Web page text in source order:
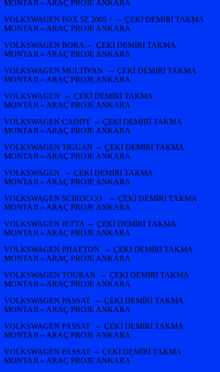
MONTAJI⇔ARAÇ PROJE ANKARA
VOLKSWAGEN FOX 5Z 2005 > ⇔ ÇEKİ DEMİRİ TAKMA
MONTAJI⇔ARAÇ PROJE ANKARA
VOLKSWAGEN BORA ⇔ ÇEKİ DEMİRİ TAKMA
MONTAJI⇔ARAÇ PROJE ANKARA
VOLKSWAGEN MULTİVAN ⇔ ÇEKİ DEMİRİ TAKMA
MONTAJI⇔ARAÇ PROJE ANKARA
VOLKSWAGEN ⇔ ÇEKİ DEMİRİ TAKMA
MONTAJI⇔ARAÇ PROJE ANKARA
VOLKSWAGEN CADDY ⇔ ÇEKİ DEMİRİ TAKMA
MONTAJI⇔ARAÇ PROJE ANKARA
VOLKSWAGEN TIGUAN ⇔ ÇEKİ DEMİRİ TAKMA
MONTAJI⇔ARAÇ PROJE ANKARA
VOLKSWAGEN ⇔ ÇEKİ DEMİRİ TAKMA
MONTAJI⇔ARAÇ PROJE ANKARA
VOLKSWAGEN SCIROCCO ⇔ ÇEKİ DEMİRİ TAKMA
MONTAJI⇔ARAÇ PROJE ANKARA
VOLKSWAGEN JETTA ⇔ ÇEKİ DEMİRİ TAKMA
MONTAJI⇔ARAÇ PROJE ANKARA
VOLKSWAGEN PHAETON ⇔ ÇEKİ DEMİRİ TAKMA
MONTAJI⇔ARAÇ PROJE ANKARA
VOLKSWAGEN TOURAN ⇔ ÇEKİ DEMİRİ TAKMA
MONTAJI⇔ARAÇ PROJE ANKARA
VOLKSWAGEN PASSAT ⇔ ÇEKİ DEMİRİ TAKMA
MONTAJI⇔ARAÇ PROJE ANKARA
VOLKSWAGEN PASSAT ⇔ ÇEKİ DEMİRİ TAKMA
MONTAJI⇔ARAÇ PROJE ANKARA
VOLKSWAGEN PASSAT ⇔ ÇEKİ DEMİRİ TAKMA
MONTAJI⇔ARAÇ PROJE ANKARA